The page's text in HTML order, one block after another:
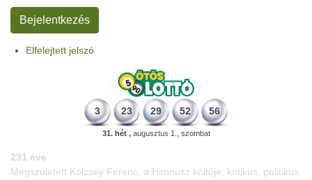
Elfelejtett jelszó
3 23 29 52 56
31. hét ,augusztus 1., szombat
331 éve
Megszületett Mikes Kelemen memoáríró, műfordító, a XVIII.